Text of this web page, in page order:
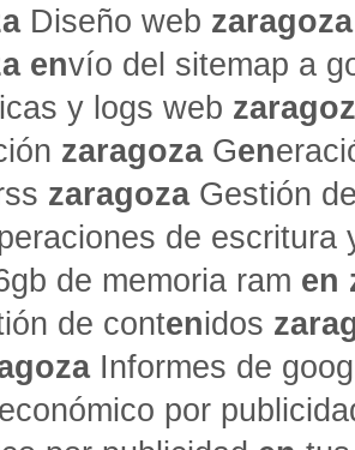
Diseño web zaragoza
envío del sitemap a
y logs web
zaragozaGen
zaragozaGestión
de
de memoria ram en
de contenidos
Informes de
por